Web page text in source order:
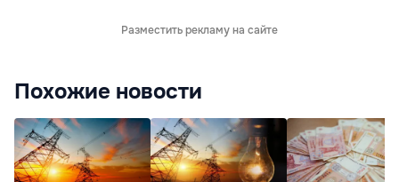
Разместить рекламу на сайте
Похожие новости